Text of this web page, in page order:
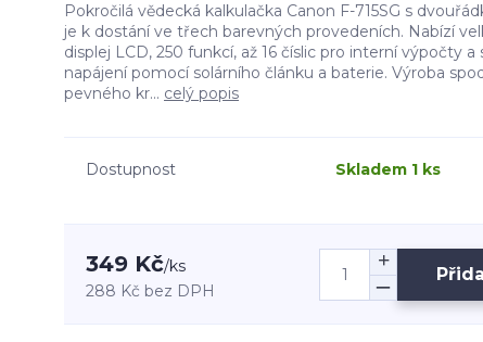
Pokročilá vědecká kalkulačka Canon F-715SG s
je k dostání ve třech barevných provedeních. Nabízí
displej LCD, 250 funkcí, až 16 číslic pro interní výpočty a
napájení pomocí solárního článku a baterie. Výroba
pevného kr... celý popis
Dostupnost Skladem 1 ks
349 Kč/ks
288 Kč bez DPH